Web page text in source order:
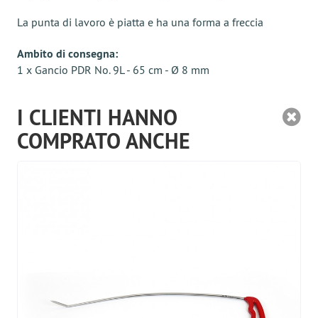
La punta di lavoro è piatta e ha una forma a freccia
Ambito di consegna:
1 x Gancio PDR No. 9L - 65 cm - Ø 8 mm
I CLIENTI HANNO
COMPRATO ANCHE